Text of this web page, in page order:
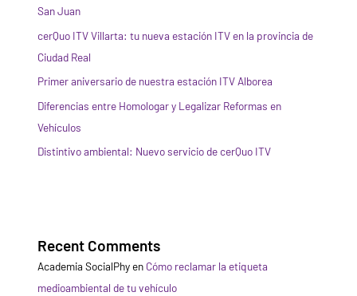
San Juan
cerQuo ITV Villarta: tu nueva estación ITV en la provincia de
Ciudad Real
Primer aniversario de nuestra estación ITV Alborea
Diferencias entre Homologar y Legalizar Reformas en
Vehículos
Distintivo ambiental: Nuevo servicio de cerQuo ITV
Recent Comments
Academia SocialPhyen Cómo reclamar la etiqueta
medioambiental de tu vehículo